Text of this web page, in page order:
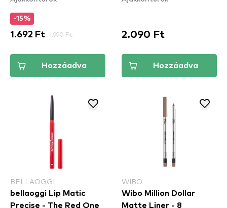
-15%
1.692 Ft 1.990 Ft
Hozzáadva
2.090 Ft
Hozzáadva
BELLAOGGI
bellaoggi Lip Matic
Precise - The Red One
WIBO
Wibo Million Dollar
Matte Liner - 8